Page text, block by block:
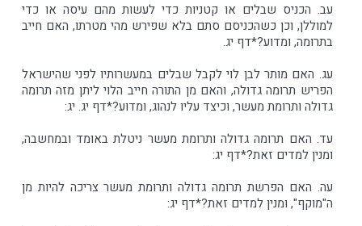
עב. הכניס שבלים או קטניות כדי לעשות מהם עיסה או כדי
למוללן, וכן כשהכניסם סתם בלא שפירש מהי מטרתו, האם חייב
בתרומה, ומדוע?*דף יג.
עג. האם מותר לבן לוי לקבל שבלים במעשרותיו לפני שהישראל
הפריש תרומה גדולה, והאם מן התורה חייב הלוי ליתן מזה תרומה
גדולה ותרומת מעשר, וכיצד עליו לנהוג, ומדוע?*דף יג. יג:
עד. האם תרומה גדולה ותרומת מעשר ניטלת באומד ובמחשבה,
ומנין למדים זאת?*דף יג:
עה. האם הפרשת תרומה גדולה ותרומת מעשר צריכה להיות מן
ה"מוקף", ומנין למדים זאת?*דף יג: